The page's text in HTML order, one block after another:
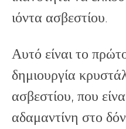
ιόντα ασβεστίου.
Αυτό είναι το
δημιουργία
ασβεστίου, που
αδαμαντίνη στο